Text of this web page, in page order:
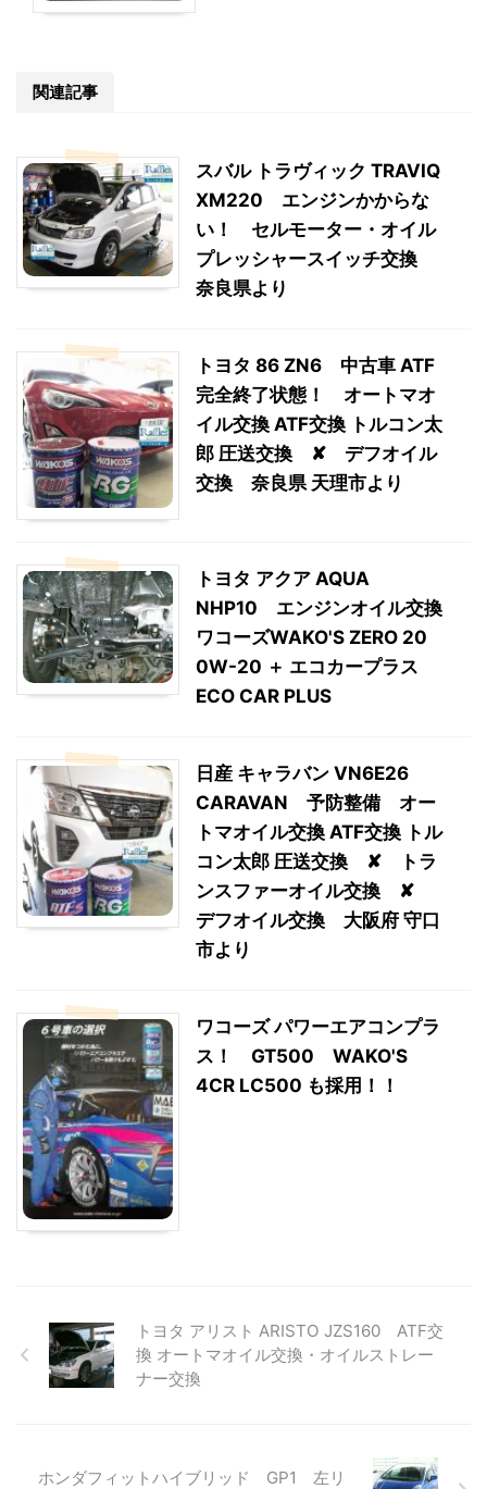
関連記事
スバル トラヴィック TRAVIQ
XM220 エンジンかからな
い！ セルモーター・オイル
プレッシャースイッチ交換
奈良県より
トヨタ 86 ZN6 中古車 ATF
完全終了状態！ オートマオ
イル交換 ATF交換 トルコン太
郎 圧送交換 ✘ デフオイル
交換 奈良県 天理市より
トヨタ アクア AQUA
NHP10 エンジンオイル交換
ワコーズWAKO'S ZERO 20
0W-20 ＋ エコカープラス
ECO CAR PLUS
日産 キャラバン VN6E26
CARAVAN 予防整備 オー
トマオイル交換 ATF交換 トル
コン太郎 圧送交換 ✘ トラ
ンスファーオイル交換 ✘
デフオイル交換 大阪府 守口
市より
ワコーズ パワーエアコンプラ
ス！ GT500 WAKO'S
4CR LC500 も採用！！
トヨタ アリスト ARISTO JZS160 ATF交
換 オートマオイル交換・オイルストレー
ナー交換
ホンダフィットハイブリッド GP1 左リ